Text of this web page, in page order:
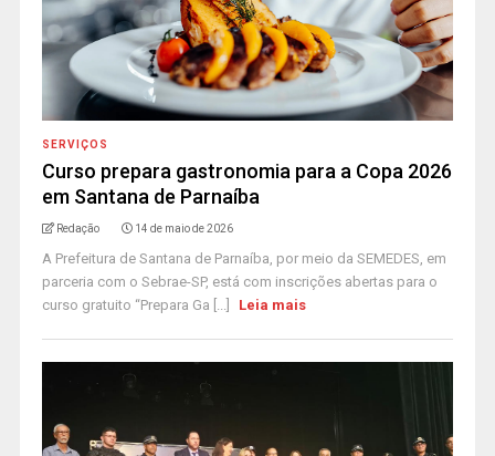
SERVIÇOS
Curso prepara gastronomia para a Copa 2026
em Santana de Parnaíba
Redação 14 de maio de 2026
A Prefeitura de Santana de Parnaíba, por meio da SEMEDES, em
parceria com o Sebrae-SP, está com inscrições abertas para o
curso gratuito “Prepara Ga [...]
Leia mais